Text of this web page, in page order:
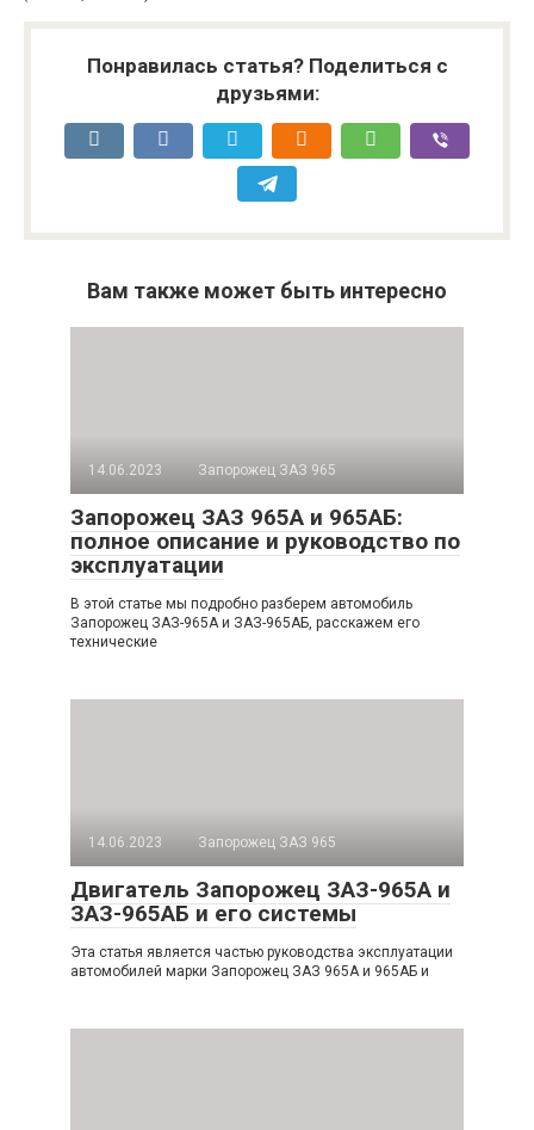
Понравилась статья? Поделиться с
друзьями:
Вам также может быть интересно
14.06.2023 Запорожец ЗАЗ 965
Запорожец ЗАЗ 965А и 965АБ:
полное описание и руководство по
эксплуатации
В этой статье мы подробно разберем автомобиль
Запорожец ЗАЗ-965А и ЗАЗ-965АБ, расскажем его
технические
14.06.2023 Запорожец ЗАЗ 965
Двигатель Запорожец ЗАЗ-965А и
ЗАЗ-965АБ и его системы
Эта статья является частью руководства эксплуатации
автомобилей марки Запорожец ЗАЗ 965А и 965АБ и